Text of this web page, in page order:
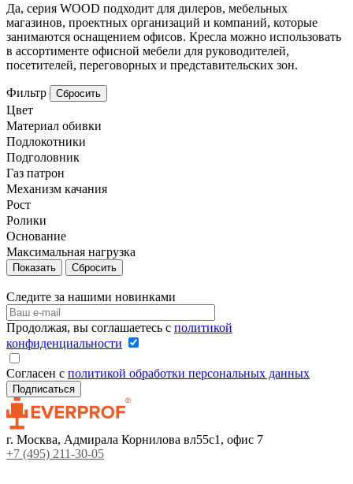
Да, серия WOOD подходит для дилеров, мебельных
магазинов, проектных организаций и компаний, которые
занимаются оснащением офисов. Кресла можно использовать
в ассортименте офисной мебели для руководителей,
посетителей, переговорных и представительских зон.
Фильтр Сбросить
Цвет
Материал обивки
Подлокотники
Подголовник
Газ патрон
Механизм качания
Рост
Ролики
Основание
Максимальная нагрузка
Сбросить
Следите за нашими новинками
Продолжая, вы соглашаетесь с политикой
конфиденциальности
Согласен с политикой обработки персональных данных
г. Москва, Адмирала Корнилова вл55с1, офис 7
+7 (495) 211-30-05